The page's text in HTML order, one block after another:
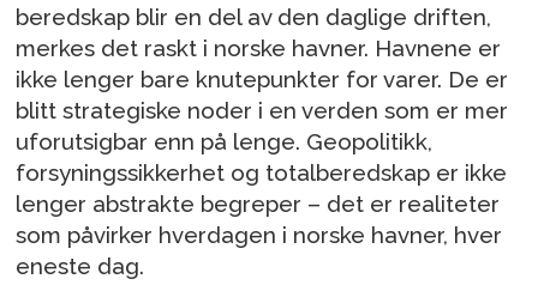
beredskap blir en del av den daglige driften,
merkes det raskt i norske havner. Havnene er
ikke lenger bare knutepunkter for varer. De er
blitt strategiske noder i en verden som er mer
uforutsigbar enn på lenge. Geopolitikk,
forsyningssikkerhet og totalberedskap er ikke
lenger abstrakte begreper – det er realiteter
som påvirker hverdagen i norske havner, hver
eneste dag.